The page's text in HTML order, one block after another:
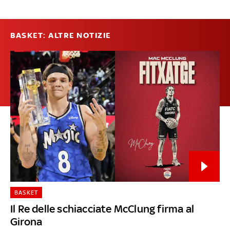
BASKET: ALTRE NOTIZIE
Il Re delle schiacciate McClung firma al
Girona
BASKET